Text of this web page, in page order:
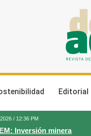
Editorial
/ 12:36 PM
Inversión minera